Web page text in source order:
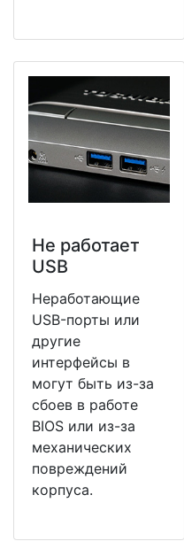
Не работает
USB
Неработающие
USB-порты или
другие
интерфейсы в
могут быть из-за
сбоев в работе
BIOS или из-за
механических
повреждений
корпуса.